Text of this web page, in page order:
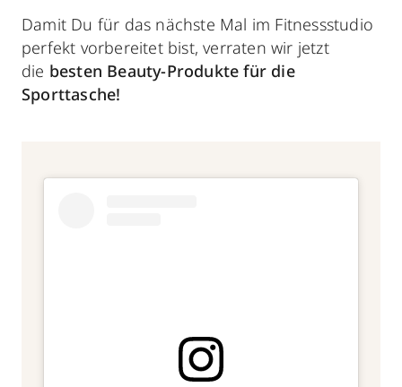
Damit Du für das nächste Mal im Fitnessstudio
perfekt vorbereitet bist, verraten wir jetzt
die besten Beauty-Produkte für die
Sporttasche!